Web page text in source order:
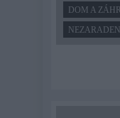
DOM A